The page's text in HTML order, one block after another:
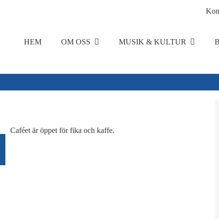
HEM OM OSS MUSIK & KULTUR
Caféet är öppet för fika och kaffe.